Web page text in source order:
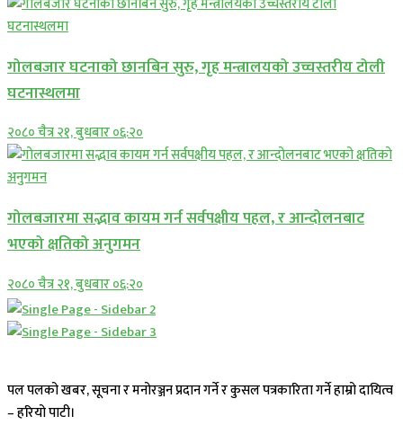
गोलबजार घटनाको छानबिन सुरु, गृह मन्त्रालयको उच्चस्तरीय टोली
घटनास्थलमा
२०८० चैत्र २१, बुधबार ०६:२०
गोलबजारमा सद्भाव कायम गर्न सर्वपक्षीय पहल, र आन्दोलनबाट
भएको क्षतिको अनुगमन
२०८० चैत्र २१, बुधबार ०६:२०
पल पलको खबर, सूचना र मनोरञ्जन प्रदान गर्ने र कुसल पत्रकारिता गर्ने हाम्रो दायित्व
– हरियो पाटी।